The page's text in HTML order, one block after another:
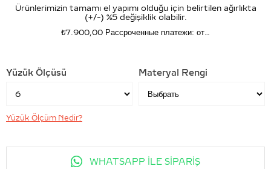
Ürünlerimizin tamamı el yapımı olduğu için belirtilen ağırlıkta
(+/-) %5 değişiklik olabilir.
₺7.900,00 Рассроченные платежи: от…
Yüzük Ölçüsü Materyal Rengi
Yüzük Ölçüm Nedir?
WHATSAPP İLE SİPARİŞ